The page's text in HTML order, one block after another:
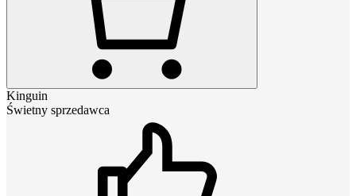
Kinguin
Świetny sprzedawca